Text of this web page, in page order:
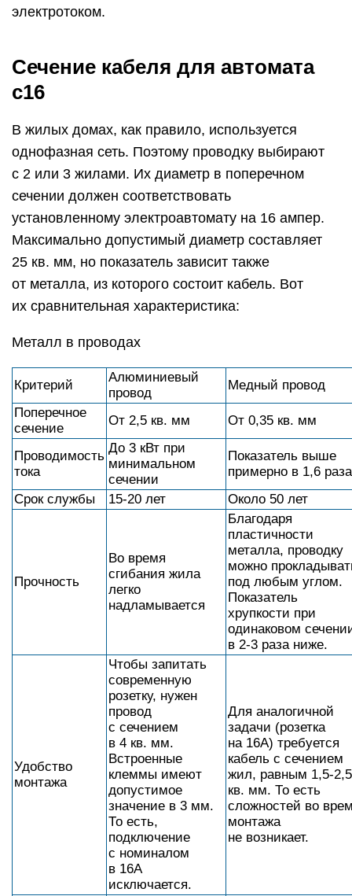
электротоком.
Сечение кабеля для автомата
с16
В жилых домах, как правило, используется
однофазная сеть. Поэтому проводку выбирают
с 2 или 3 жилами. Их диаметр в поперечном
сечении должен соответствовать
установленному электроавтомату на 16 ампер.
Максимально допустимый диаметр составляет
25 кв. мм, но показатель зависит также
от металла, из которого состоит кабель. Вот
их сравнительная характеристика:
Металл в проводах
Критерий
Алюминиевый
провод
Медный провод
Поперечное
сечение
От 2,5 кв. мм От 0,35 кв. мм
Проводимость
тока
До 3 кВт при
минимальном
сечении
Показатель выше
примерно в 1,6 раза
Срок службы
15-20 лет Около 50 лет
Прочность
Во время
сгибания жила
легко
надламывается
Благодаря
пластичности
металла, проводку
можно
под любым углом.
Показатель
хрупкости при
одинаковом
в 2-3 раза ниже.
Удобство
монтажа
Чтобы запитать
современную
розетку, нужен
провод
с сечением
в 4 кв. мм.
Встроенные
клеммы имеют
допустимое
значение в 3 мм.
То есть,
подключение
с номиналом
в 16А
исключается.
Для аналогичной
задачи (розетка
на 16А) требуется
кабель с сечением
жил, равным 1,5-2,5
кв. мм. То есть
сложностей во
монтажа
не возникает.